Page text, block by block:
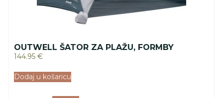
OUTWELL ŠATOR ZA PLAŽU, FORMBY
144.95 €
Dodaj u košaricu